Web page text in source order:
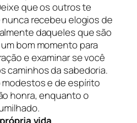
que os outros te
nunca recebeu elogios de
daqueles que são
bom momento para
e examinar se você
caminhos da sabedoria.
e de espírito
honra, enquanto o